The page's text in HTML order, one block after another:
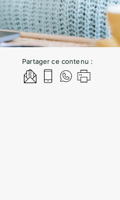
Partager ce contenu :